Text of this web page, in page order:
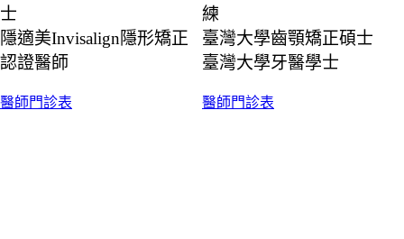
士
隱適美Invisalign隱形矯正
認證醫師
練
臺灣大學齒顎矯正碩士
臺灣大學牙醫學士
醫師門診表 醫師門診表